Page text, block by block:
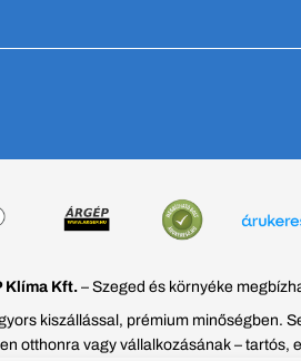
Klíma Kft.– Szeged és környéke
kiszállással, prémium minőségben.
otthonra vagy vállalkozásának – tartós,